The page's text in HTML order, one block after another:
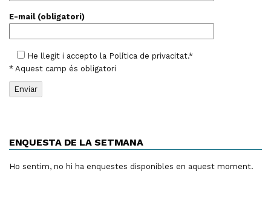
E-mail (obligatori)
He llegit i accepto la Política de privacitat.*
* Aquest camp és obligatori
ENQUESTA DE LA SETMANA
Ho sentim, no hi ha enquestes disponibles en aquest moment.